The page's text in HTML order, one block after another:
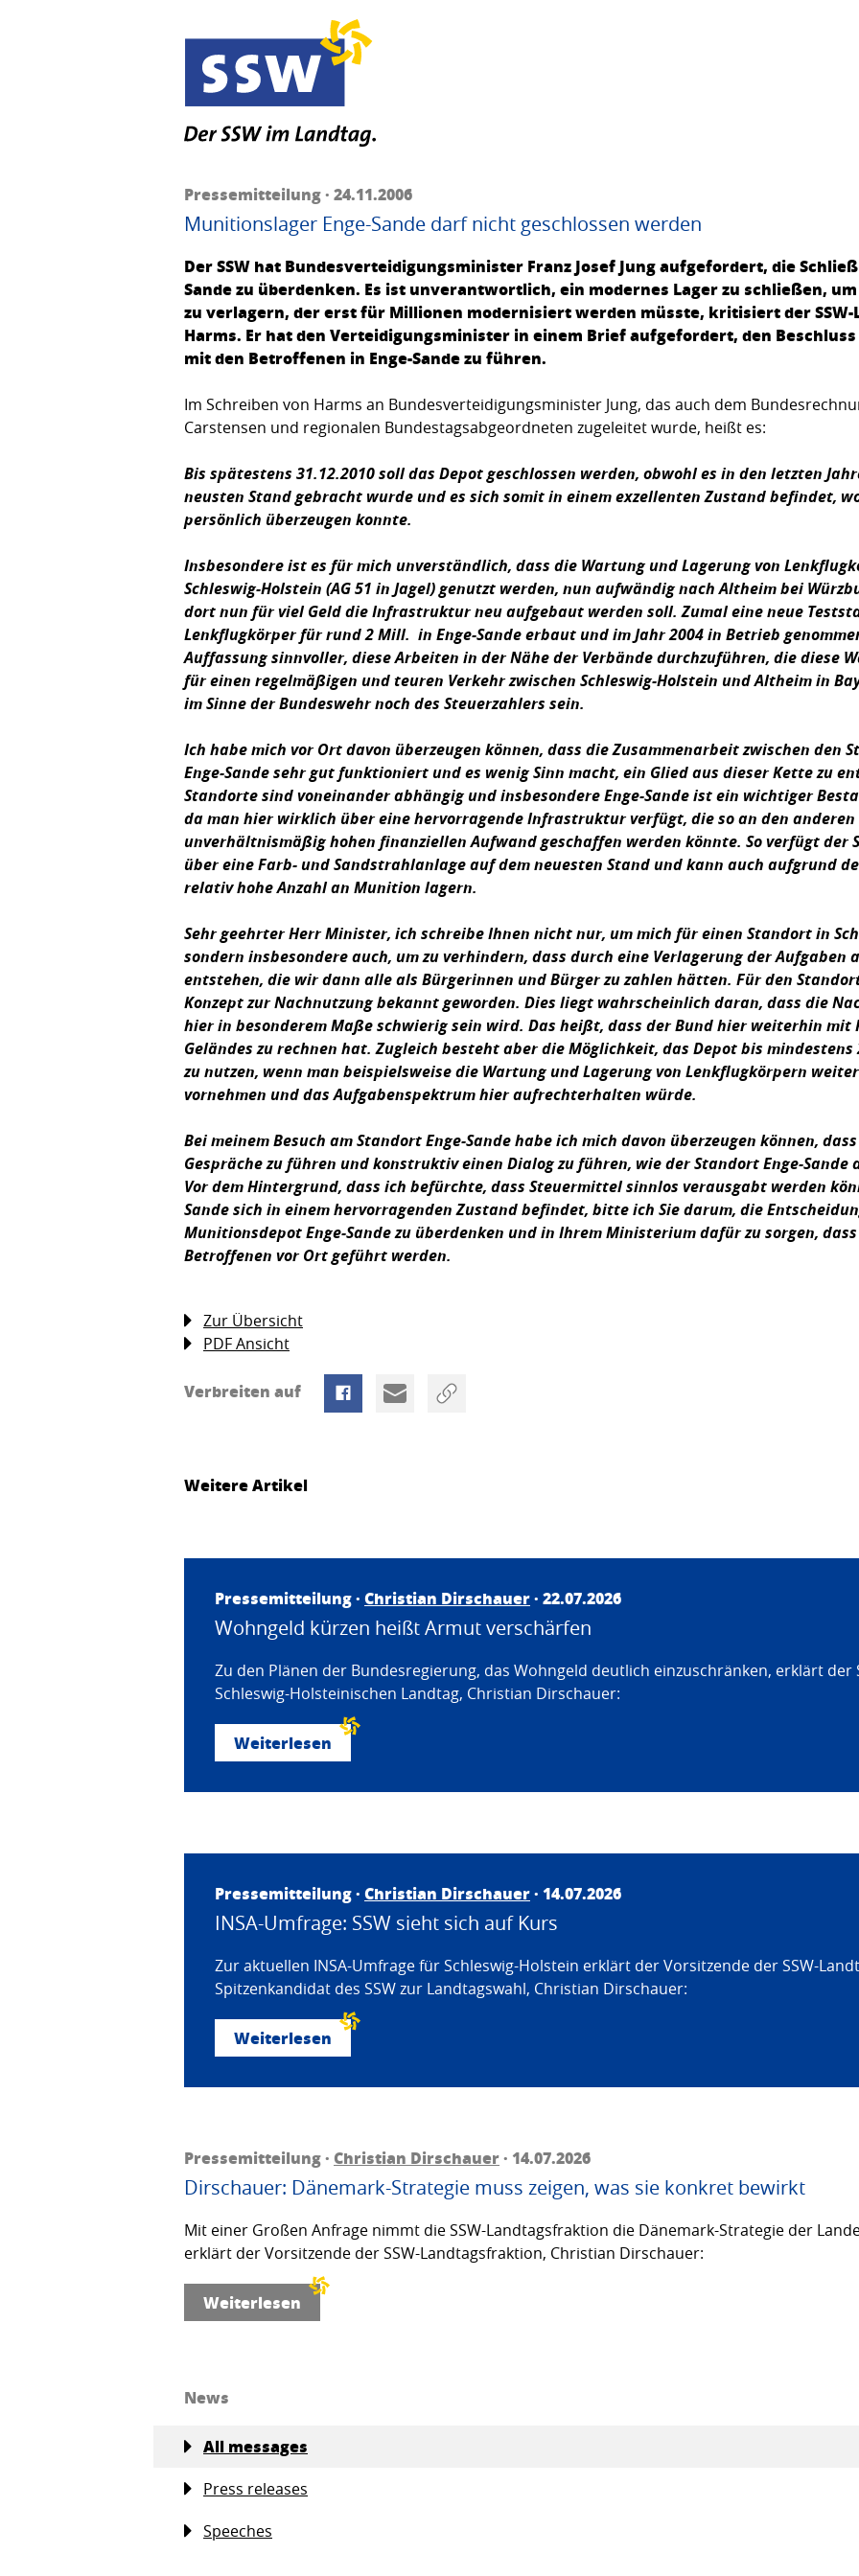
Pressemitteilung · 24.11.2006
Munitionslager Enge-Sande darf nicht geschlossen werden
Der SSW hat Bundesverteidigungsminister Franz Josef Jung aufgefordert, die
Sande zu überdenken. Es ist unverantwortlich, ein modernes Lager zu schließen,
zu verlagern, der erst für Millionen modernisiert werden müsste, kritisiert der
Harms. Er hat den Verteidigungsminister in einem Brief aufgefordert, den
mit den Betroffenen in Enge-Sande zu führen.
Im Schreiben von Harms an Bundesverteidigungsminister Jung, das auch dem
Carstensen und regionalen Bundestagsabgeordneten zugeleitet wurde, heißt es:
Bis spätestens 31.12.2010 soll das Depot geschlossen werden, obwohl es in den letzten
neusten Stand gebracht wurde und es sich somit in einem exzellenten Zustand befindet,
persönlich überzeugen konnte.
Insbesondere ist es für mich unverständlich, dass die Wartung und Lagerung von
Schleswig-Holstein (AG 51 in Jagel) genutzt werden, nun aufwändig nach Altheim bei
dort nun für viel Geld die Infrastruktur neu aufgebaut werden soll. Zumal eine neue
Lenkflugkörper für rund 2 Mill.  in Enge-Sande erbaut und im Jahr 2004 in Betrieb
Auffassung sinnvoller, diese Arbeiten in der Nähe der Verbände durchzuführen, die diese
für einen regelmäßigen und teuren Verkehr zwischen Schleswig-Holstein und Altheim in
im Sinne der Bundeswehr noch des Steuerzahlers sein.
Ich habe mich vor Ort davon überzeugen können, dass die Zusammenarbeit zwischen den
Enge-Sande sehr gut funktioniert und es wenig Sinn macht, ein Glied aus dieser Kette zu
Standorte sind voneinander abhängig und insbesondere Enge-Sande ist ein wichtiger
da man hier wirklich über eine hervorragende Infrastruktur verfügt, die so an den
unverhältnismäßig hohen finanziellen Aufwand geschaffen werden könnte. So verfügt der
über eine Farb- und Sandstrahlanlage auf dem neuesten Stand und kann auch aufgrund
relativ hohe Anzahl an Munition lagern.
Sehr geehrter Herr Minister, ich schreibe Ihnen nicht nur, um mich für einen Standort in
sondern insbesondere auch, um zu verhindern, dass durch eine Verlagerung der Aufgaben
entstehen, die wir dann alle als Bürgerinnen und Bürger zu zahlen hätten. Für den
Konzept zur Nachnutzung bekannt geworden. Dies liegt wahrscheinlich daran, dass die
hier in besonderem Maße schwierig sein wird. Das heißt, dass der Bund hier weiterhin
Geländes zu rechnen hat. Zugleich besteht aber die Möglichkeit, das Depot bis
zu nutzen, wenn man beispielsweise die Wartung und Lagerung von Lenkflugkörpern
vornehmen und das Aufgabenspektrum hier aufrechterhalten würde.
Bei meinem Besuch am Standort Enge-Sande habe ich mich davon überzeugen können,
Gespräche zu führen und konstruktiv einen Dialog zu führen, wie der Standort Enge-
Vor dem Hintergrund, dass ich befürchte, dass Steuermittel sinnlos verausgabt werden
Sande sich in einem hervorragenden Zustand befindet, bitte ich Sie darum, die
Munitionsdepot Enge-Sande zu überdenken und in Ihrem Ministerium dafür zu sorgen,
Betroffenen vor Ort geführt werden.
Zur Übersicht
PDF Ansicht
Verbreiten auf
Weitere Artikel
Pressemitteilung · Christian Dirschauer· 22.07.2026
Wohngeld kürzen heißt Armut verschärfen
Zu den Plänen der Bundesregierung, das Wohngeld deutlich einzuschränken, erklärt der
Schleswig-Holsteinischen Landtag, Christian Dirschauer:
Weiterlesen
Pressemitteilung · Christian Dirschauer· 14.07.2026
INSA-Umfrage: SSW sieht sich auf Kurs
Zur aktuellen INSA-Umfrage für Schleswig-Holstein erklärt der Vorsitzende der SSW-
Spitzenkandidat des SSW zur Landtagswahl, Christian Dirschauer:
Weiterlesen
Pressemitteilung · Christian Dirschauer· 14.07.2026
Dirschauer: Dänemark-Strategie muss zeigen, was sie konkret bewirkt
Mit einer Großen Anfrage nimmt die SSW-Landtagsfraktion die Dänemark-Strategie der
erklärt der Vorsitzende der SSW-Landtagsfraktion, Christian Dirschauer:
Weiterlesen
News
All messages
Press releases
Speeches